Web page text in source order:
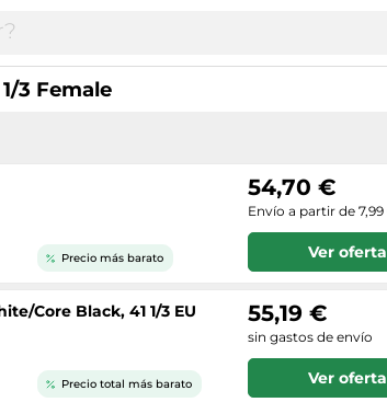
3 Female
Precio más barato
54,70 €
Envío a partir de
Ver oferta
Core Black, 41 1/3 EU
Precio total más barato
55,19 €
sin gastos de envío
Ver oferta